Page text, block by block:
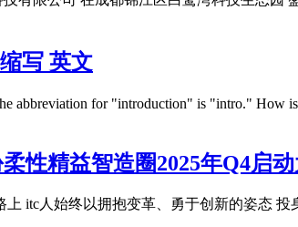
写 英文
abbreviation for "introduction" is "intro." How
性精益智造圈2025年Q4启
itc人始终以拥抱变革、勇于创新的姿态